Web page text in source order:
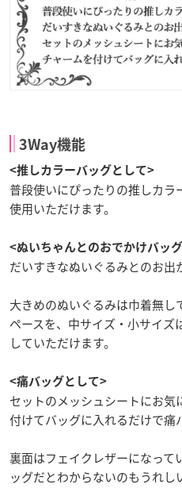
3Way機能
<推しカラーバッグとして>
普段使いにぴったりの推しカ
使用いただけます。
<ぬいちゃんとのおでかけバッ
だいすきなぬいぐるみとのお出
大きめのぬいぐるみは巾着無
ペースを、中サイズ・小サイ
していただけます。
<痛バッグとして>
セットのメッシュシートにお
付けてバッグに入れるだけで痛
裏面はフェイクレザーになって
ッグだとわからないのもうれし